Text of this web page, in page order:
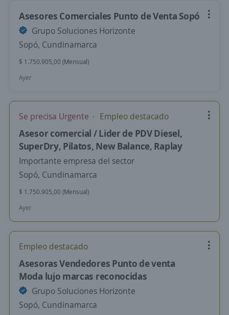
Asesores Comerciales Punto de Venta Sopó
Grupo Soluciones Horizonte
Sopó, Cundinamarca
$ 1.750.905,00 (Mensual)
Ayer
Se precisa Urgente Empleo destacado
Asesor comercial / Lider de PDV Diesel,
SuperDry, Pilatos, New Balance, Raplay
Importante empresa del sector
Sopó, Cundinamarca
$ 1.750.905,00 (Mensual)
Ayer
Empleo destacado
Asesoras Vendedores Punto de venta
Moda lujo marcas reconocidas
Grupo Soluciones Horizonte
Sopó, Cundinamarca